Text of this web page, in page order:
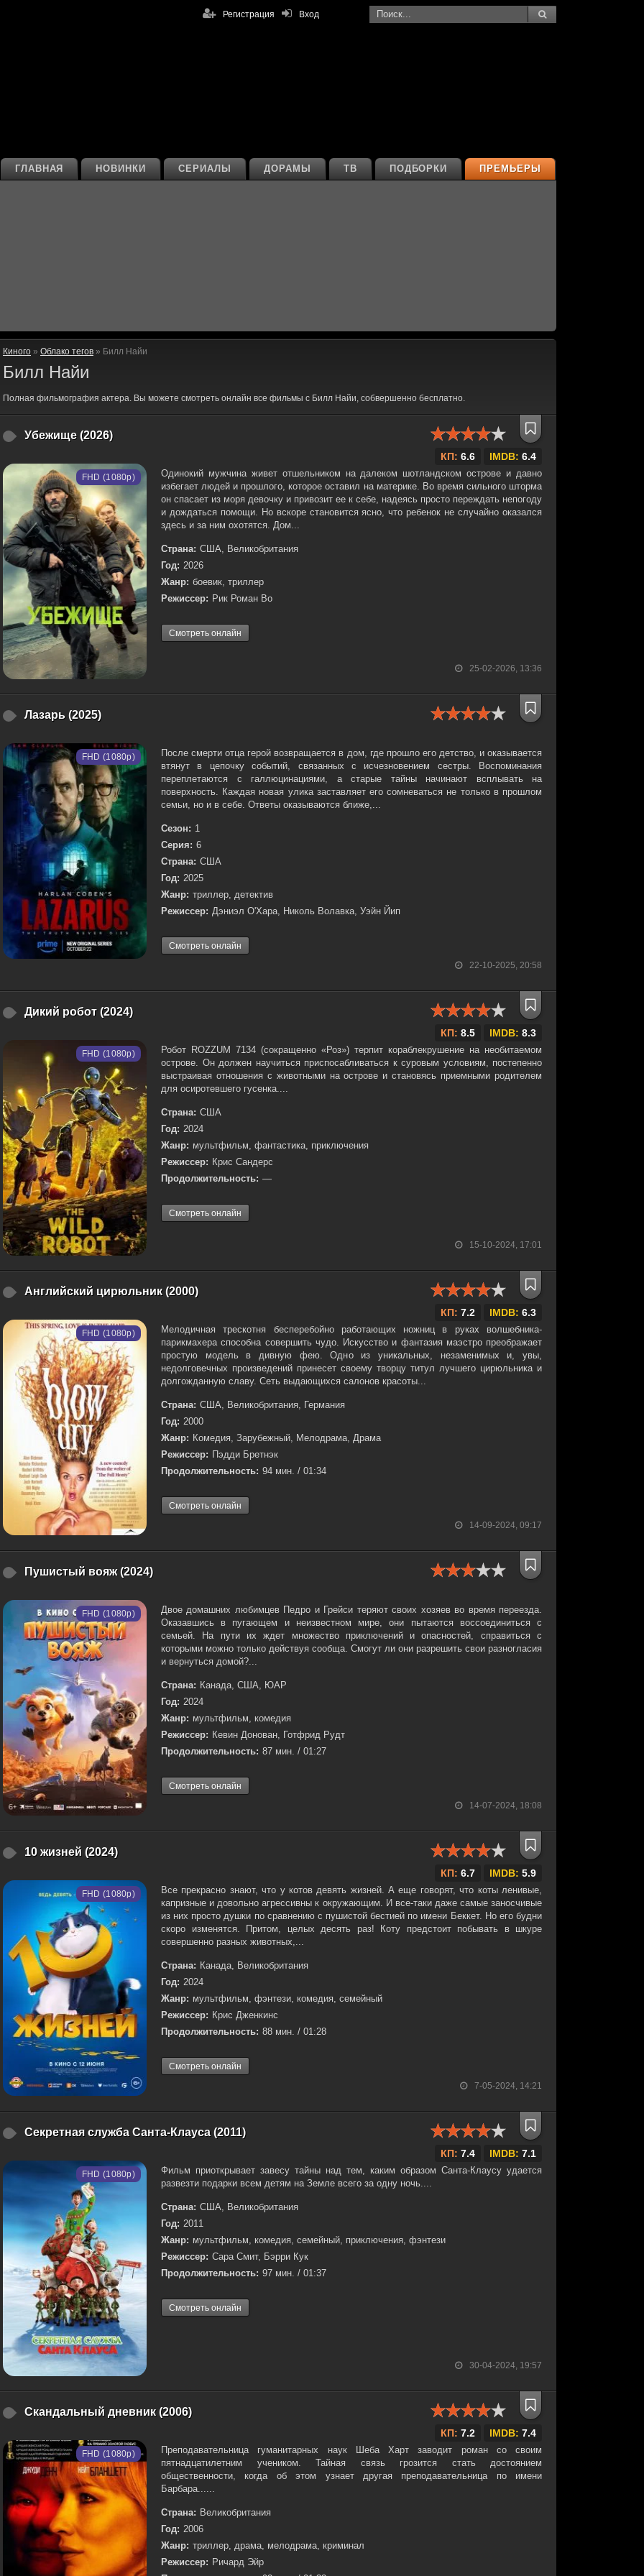
Вход
Регистрация
ПРЕМЬЕРЫ
ПОДБОРКИ
ТВ
ДОРАМЫ
СЕРИАЛЫ
НОВИНКИ
ГЛАВНАЯ
Киного » Облако тегов » Билл Найи
Билл Найи
Полная фильмография актера. Вы можете смотреть онлайн все фильмы с Билл Найи, собвершенно бесплатно.
Убежище (2026)
КП: 6.6 IMDB: 6.4
25-02-2026, 13:36
FHD (1080p)
Одинокий мужчина живет отшельником на далеком шотландском острове и давно
избегает людей и прошлого, которое оставил на материке. Во время сильного шторма
он спасает из моря девочку и привозит ее к себе, надеясь просто переждать непогоду
и дождаться помощи. Но вскоре становится ясно, что ребенок не случайно оказался
здесь и за ним охотятся. Дом...
Страна: США, Великобритания
Год: 2026
Жанр: боевик, триллер
Режиссер: Рик Роман Во
Смотреть онлайн
Лазарь (2025)
22-10-2025, 20:58
FHD (1080p)
После смерти отца герой возвращается в дом, где прошло его детство, и оказывается
втянут в цепочку событий, связанных с исчезновением сестры. Воспоминания
переплетаются с галлюцинациями, а старые тайны начинают всплывать на
поверхность. Каждая новая улика заставляет его сомневаться не только в прошлом
семьи, но и в себе. Ответы оказываются ближе,...
Сезон: 1
Серия: 6
Страна: США
Год: 2025
Жанр: триллер, детектив
Режиссер: Дэниэл О'Хара, Николь Волавка, Уэйн Йип
Смотреть онлайн
Дикий робот (2024)
КП: 8.5 IMDB: 8.3
15-10-2024, 17:01
FHD (1080p)
Робот ROZZUM 7134 (сокращенно «Роз») терпит кораблекрушение на необитаемом
острове. Он должен научиться приспосабливаться к суровым условиям, постепенно
выстраивая отношения с животными на острове и становясь приемными родителем
для осиротевшего гусенка....
Страна: США
Год: 2024
Жанр: мультфильм, фантастика, приключения
Режиссер: Крис Сандерс
Продолжительность: —
Смотреть онлайн
Английский цирюльник (2000)
КП: 7.2 IMDB: 6.3
14-09-2024, 09:17
FHD (1080p)
Мелодичная трескотня бесперебойно работающих ножниц в руках волшебника-
парикмахера способна совершить чудо. Искусство и фантазия маэстро преображает
простую модель в дивную фею. Одно из уникальных, незаменимых и, увы,
недолговечных произведений принесет своему творцу титул лучшего цирюльника и
долгожданную славу. Сеть выдающихся салонов красоты...
Страна: США, Великобритания, Германия
Год: 2000
Жанр: Комедия, Зарубежный, Мелодрама, Драма
Режиссер: Пэдди Бретнэк
Продолжительность: 94 мин. / 01:34
Смотреть онлайн
Пушистый вояж (2024)
14-07-2024, 18:08
FHD (1080p)
Двое домашних любимцев Педро и Грейси теряют своих хозяев во время переезда.
Оказавшись в пугающем и неизвестном мире, они пытаются воссоединиться с
семьей. На пути их ждет множество приключений и опасностей, справиться с
которыми можно только действуя сообща. Смогут ли они разрешить свои разногласия
и вернуться домой?...
Страна: Канада, США, ЮАР
Год: 2024
Жанр: мультфильм, комедия
Режиссер: Кевин Донован, Готфрид Рудт
Продолжительность: 87 мин. / 01:27
Смотреть онлайн
10 жизней (2024)
КП: 6.7 IMDB: 5.9
7-05-2024, 14:21
FHD (1080p)
Все прекрасно знают, что у котов девять жизней. А еще говорят, что коты ленивые,
капризные и довольно агрессивны к окружающим. И все-таки даже самые заносчивые
из них просто душки по сравнению с пушистой бестией по имени Беккет. Но его будни
скоро изменятся. Притом, целых десять раз! Коту предстоит побывать в шкуре
совершенно разных животных,...
Страна: Канада, Великобритания
Год: 2024
Жанр: мультфильм, фэнтези, комедия, семейный
Режиссер: Крис Дженкинс
Продолжительность: 88 мин. / 01:28
Смотреть онлайн
Секретная служба Санта-Клауса (2011)
КП: 7.4 IMDB: 7.1
30-04-2024, 19:57
FHD (1080p)
Фильм приоткрывает завесу тайны над тем, каким образом Санта-Клаусу удается
развезти подарки всем детям на Земле всего за одну ночь....
Страна: США, Великобритания
Год: 2011
Жанр: мультфильм, комедия, семейный, приключения, фэнтези
Режиссер: Сара Смит, Бэрри Кук
Продолжительность: 97 мин. / 01:37
Смотреть онлайн
Скандальный дневник (2006)
КП: 7.2 IMDB: 7.4
FHD (1080p)
Преподавательница гуманитарных наук Шеба Харт заводит роман со своим
пятнадцатилетним учеником. Тайная связь грозится стать достоянием
общественности, когда об этом узнает другая преподавательница по имени
Барбара......
Страна: Великобритания
Год: 2006
Жанр: триллер, драма, мелодрама, криминал
Режиссер: Ричард Эйр